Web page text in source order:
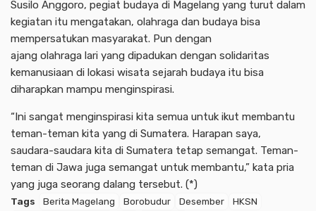
Susilo Anggoro, pegiat budaya di Magelang yang turut dalam
kegiatan itu mengatakan, olahraga dan budaya bisa
mempersatukan masyarakat. Pun dengan
ajang olahraga lari yang dipadukan dengan solidaritas
kemanusiaan di lokasi wisata sejarah budaya itu bisa
diharapkan mampu menginspirasi.
“Ini sangat menginspirasi kita semua untuk ikut membantu
teman-teman kita yang di Sumatera. Harapan saya,
saudara-saudara kita di Sumatera tetap semangat. Teman-
teman di Jawa juga semangat untuk membantu,” kata pria
yang juga seorang dalang tersebut. (*)
Tags Berita Magelang Borobudur Desember
HKSN